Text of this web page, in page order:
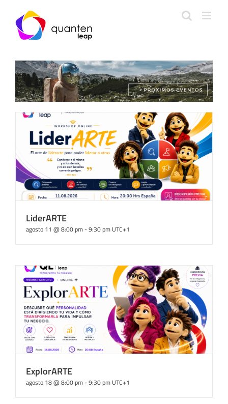
LiderARTE
agosto 11 @ 8:00 pm-9:30 pm UTC+1
ExplorARTE
agosto 18 @ 8:00 pm-9:30 pm UTC+1